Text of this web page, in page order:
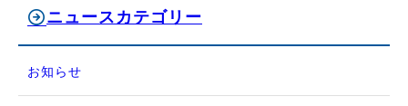
ニュースカテゴリー
お知らせ